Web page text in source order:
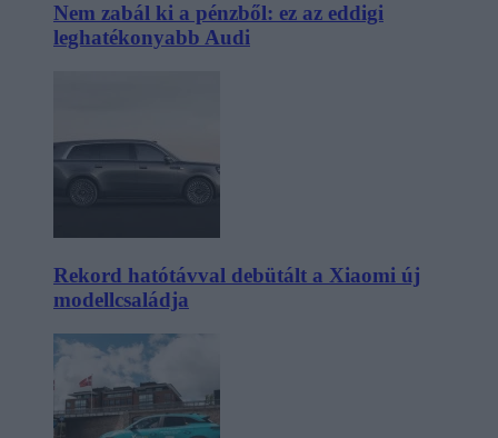
Nem zabál ki a pénzből: ez az eddigi
leghatékonyabb Audi
Rekord hatótávval debütált a Xiaomi új
modellcsaládja